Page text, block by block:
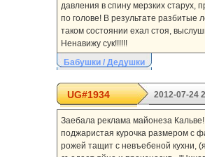
давления в спину мерзких старух,
по голове! В результате разбитые
таком состоянии ехал стоя,
Ненавижу сук!!!!!!
Бабушки / Дедушки
UG#1934 2012-07-24
Заебала реклама майонеза
поджаристая курочка размером с
рожей тащит с невъебеной кухни,